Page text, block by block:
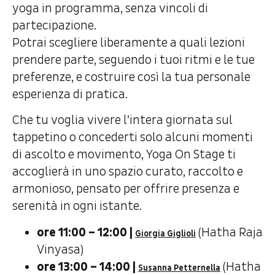
yoga in programma, senza vincoli di
partecipazione.
Potrai scegliere liberamente a quali lezioni
prendere parte, seguendo i tuoi ritmi e le tue
preferenze, e costruire così la tua personale
esperienza di pratica.
Che tu voglia vivere l’intera giornata sul
tappetino o concederti solo alcuni momenti
di ascolto e movimento, Yoga On Stage ti
accoglierà in uno spazio curato, raccolto e
armonioso, pensato per offrire presenza e
serenità in ogni istante.
ore 11:00 – 12:00 |
Giorgia Giglioli (Hatha Raja
Vinyasa)
ore 13:00 – 14:00 |
Susanna Petternella (Hatha